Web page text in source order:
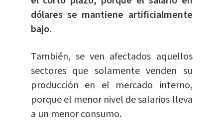
dólares se mantiene artificialmente
bajo.
También, se ven afectados aquellos
sectores que solamente venden su
producción en el mercado interno,
porque el menor nivel de salarios lleva
a un menor consumo.